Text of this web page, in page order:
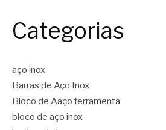
Categorias
aço inox
Barras de Aço Inox
Bloco de Aaço ferramenta
bloco de aço inox